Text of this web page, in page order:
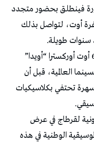
فينطلق بحضور متجدد
غرة أوت، لتواصل بذلك
سنوات طويلة.
كما يستقبل المسرح الأثري بالجم يوم 6 أوت أوركسترا “أويدا”
العالمية، قبل أن
8 أوت لتقديم سهرة تحتفي بكلاسيكيات
لقرطاج في عرض
الوطنية في هذه